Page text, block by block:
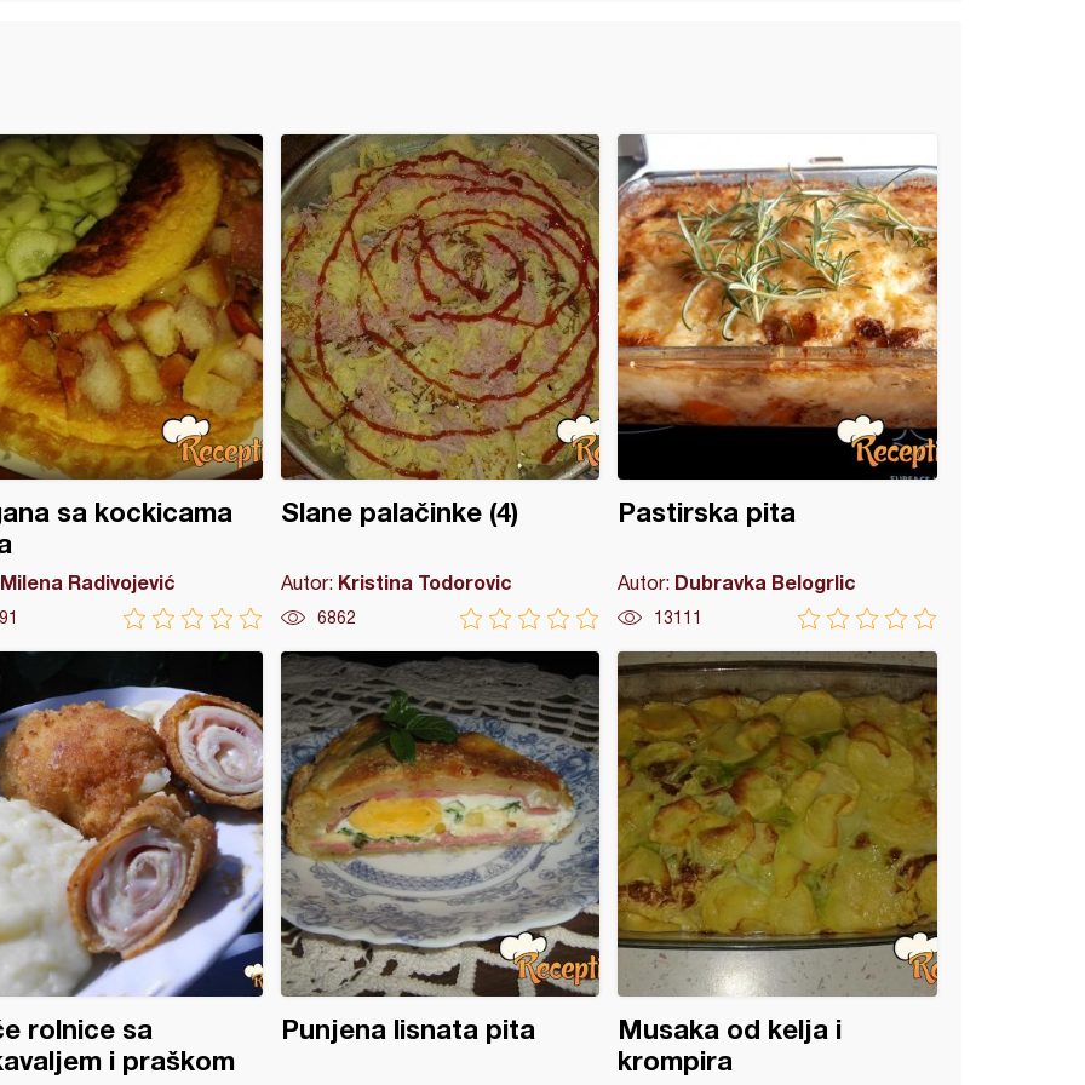
sa kockicama
Milena Radivojević
Slane palačinke (4)
Autor: Kristina Todorovic
6862
Pastirska pita
Autor: Dubravka Belogrlic
13111
rolnice sa
i praškom
Punjena lisnata pita
Musaka od kelja i
krompira